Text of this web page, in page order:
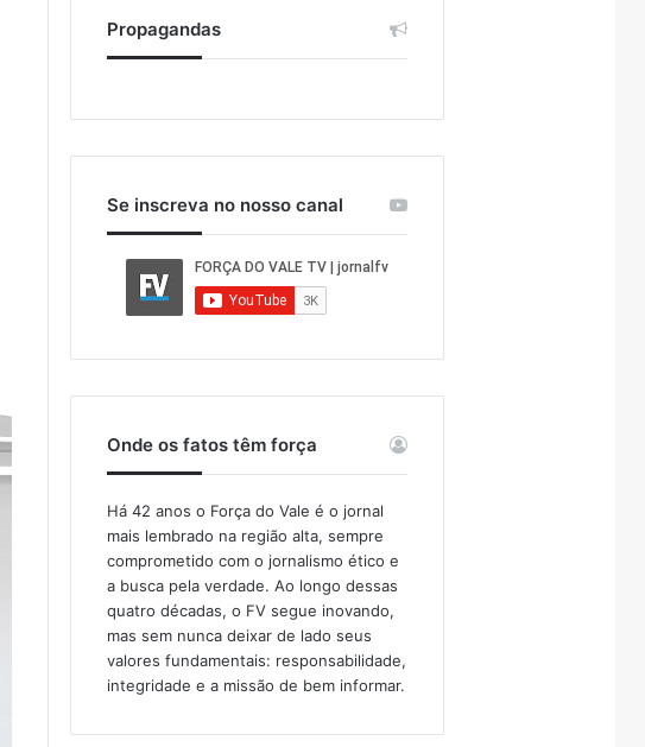
Propagandas
Se inscreva no nosso canal
Onde os fatos têm força
Há 42 anos o Força do Vale é o jornal
mais lembrado na região alta, sempre
comprometido com o jornalismo ético e
a busca pela verdade. Ao longo dessas
quatro décadas, o FV segue inovando,
mas sem nunca deixar de lado seus
valores fundamentais: responsabilidade,
integridade e a missão de bem informar.​